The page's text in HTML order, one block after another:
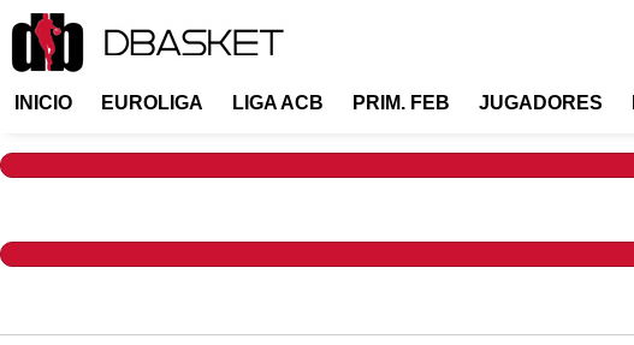
INICIO EUROLIGA LIGA ACB PRIM. FEB JUGADORES